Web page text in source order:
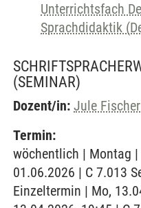
Unterrichtsfach
Sprachdidaktik
(SEMINAR)
Dozent/in: Jule Fischer
Termin:
wöchentlich | Montag
01.06.2026 | C 7.013
Einzeltermin | Mo,